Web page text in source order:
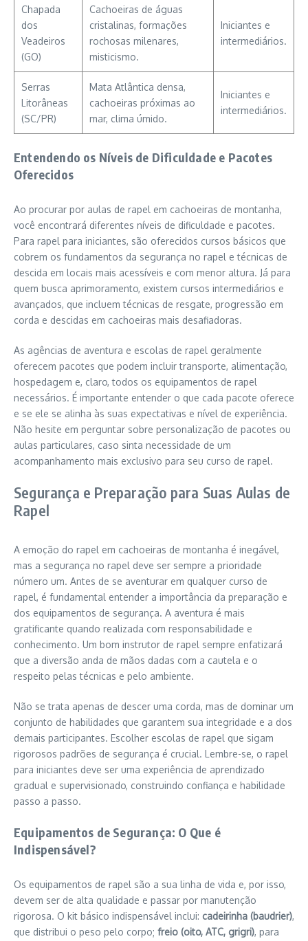
Chapada
dos
Veadeiros
(GO)
Cachoeiras de águas
cristalinas, formações
rochosas milenares,
misticismo.
Iniciantes e
intermediários.
Serras
Litorâneas
(SC/PR)
Mata Atlântica densa,
cachoeiras próximas ao
mar, clima úmido.
Iniciantes e
intermediários.
Entendendo os Níveis de Dificuldade e Pacotes
Oferecidos
Ao procurar por aulas de rapel em cachoeiras de montanha,
você encontrará diferentes níveis de dificuldade e pacotes.
Para rapel para iniciantes, são oferecidos cursos básicos que
cobrem os fundamentos da segurança no rapel e técnicas de
descida em locais mais acessíveis e com menor altura. Já para
quem busca aprimoramento, existem cursos intermediários e
avançados, que incluem técnicas de resgate, progressão em
corda e descidas em cachoeiras mais desafiadoras.
As agências de aventura e escolas de rapel geralmente
oferecem pacotes que podem incluir transporte, alimentação,
hospedagem e, claro, todos os equipamentos de rapel
necessários. É importante entender o que cada pacote oferece
e se ele se alinha às suas expectativas e nível de experiência.
Não hesite em perguntar sobre personalização de pacotes ou
aulas particulares, caso sinta necessidade de um
acompanhamento mais exclusivo para seu curso de rapel.
Segurança e Preparação para Suas Aulas de
Rapel
A emoção do rapel em cachoeiras de montanha é inegável,
mas a segurança no rapel deve ser sempre a prioridade
número um. Antes de se aventurar em qualquer curso de
rapel, é fundamental entender a importância da preparação e
dos equipamentos de segurança. A aventura é mais
gratificante quando realizada com responsabilidade e
conhecimento. Um bom instrutor de rapel sempre enfatizará
que a diversão anda de mãos dadas com a cautela e o
respeito pelas técnicas e pelo ambiente.
Não se trata apenas de descer uma corda, mas de dominar um
conjunto de habilidades que garantem sua integridade e a dos
demais participantes. Escolher escolas de rapel que sigam
rigorosos padrões de segurança é crucial. Lembre-se, o rapel
para iniciantes deve ser uma experiência de aprendizado
gradual e supervisionado, construindo confiança e habilidade
passo a passo.
Equipamentos de Segurança: O Que é
Indispensável?
Os equipamentos de rapel são a sua linha de vida e, por isso,
devem ser de alta qualidade e passar por manutenção
rigorosa. O kit básico indispensável inclui: cadeirinha (baudrier),
que distribui o peso pelo corpo; freio (oito, ATC, grigri), para